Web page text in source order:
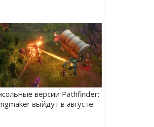
версии Pathfinder:
выйдут в августе